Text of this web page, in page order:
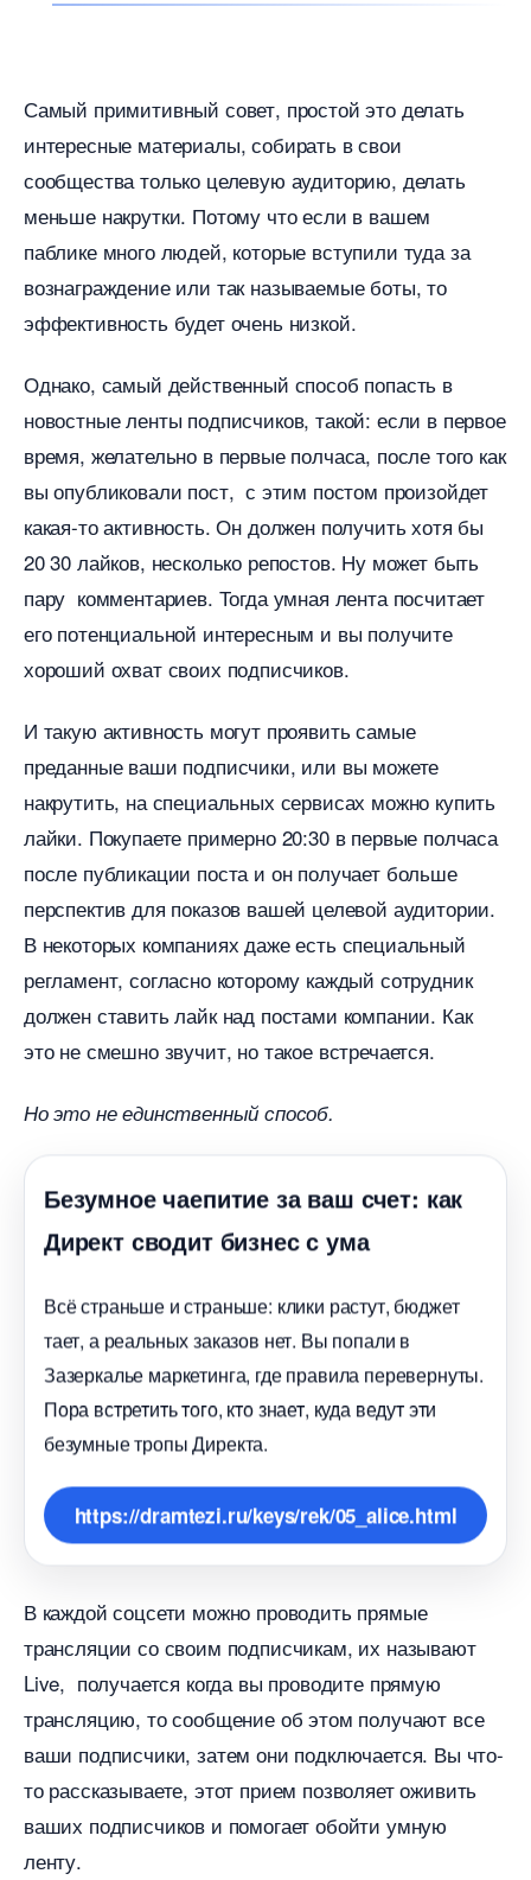
Самый примитивный совет, простой это делать
интересные материалы, собирать в свои
сообщества только целевую аудиторию, делать
меньше накрутки. Потому что если в вашем
паблике много людей, которые вступили туда за
ознаграждение или так называемые боты, то
эффективность будет очень низкой.
Однако, самый действенный способ попасть
новостные ленты подписчиков, такой: если в первое
ремя, желательно в первые полчаса, после того как
ы опубликовали пост, с этим постом произойдет
какая-то активность. Он должен получить хотя бы
20 30 лайков, несколько репостов. Ну может быть
пару комментариев. Тогда умная лента посчитает
его потенциальной интересным и вы получите
хороший охват своих подписчиков.
И такую активность могут проявить самые
преданные ваши подписчики, или вы можете
накрутить, на специальных сервисах можно купить
лайки. Покупаете примерно 20:30 в первые полчаса
после публикации поста и он получает больше
перспектив для показов вашей целевой аудитории.
некоторых компаниях даже есть специальный
регламент, согласно которому каждый сотрудник
должен ставить лайк над постами компании. Как
это не смешно звучит, но такое встречается.
Но это не единственный способ.
Безумное чаепитие за ваш счет: как
Директ сводит бизнес с ума
сё страньше и страньше: клики растут, бюджет
тает, а реальных заказов нет. Вы попали
Зазеркалье маркетинга, где правила перевернуты.
Пора встретить того, кто знает, куда ведут эти
езумные тропы Директа.
https://dramtezi.ru/keys/rek/05_alice.html
каждой соцсети можно проводить прямые
трансляции со своим подписчикам, их называют
Live, получается когда вы проводите прямую
трансляцию, то сообщение об этом получают все
аши подписчики, затем они подключается. Вы что-
то рассказываете, этот прием позволяет оживить
аших подписчиков и помогает обойти умную
ленту.